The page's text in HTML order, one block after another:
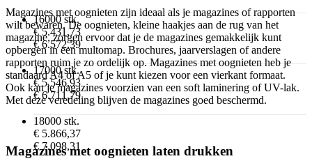
16000 stk.
€ 5.431,73
€ 6.572,39
17000 stk.
€ 5.546,93
€ 6.711,79
18000 stk.
€ 5.866,37
€ 7.098,31
Magazines met oognieten zijn ideaal als je magazines of rapporten
wilt bewaren. De oognieten, kleine haakjes aan de rug van het
magazine, zorgen ervoor dat je de magazines gemakkelijk kunt
opbergen in een multomap. Brochures, jaarverslagen of andere
rapporten ruim je zo ordelijk op. Magazines met oognieten heb je
standaard A4 of A5 of je kunt kiezen voor een vierkant formaat.
Ook kan je magazines voorzien van een soft laminering of UV-lak.
Met deze veredeling blijven de magazines goed beschermd.
Magazines met oognieten laten drukken